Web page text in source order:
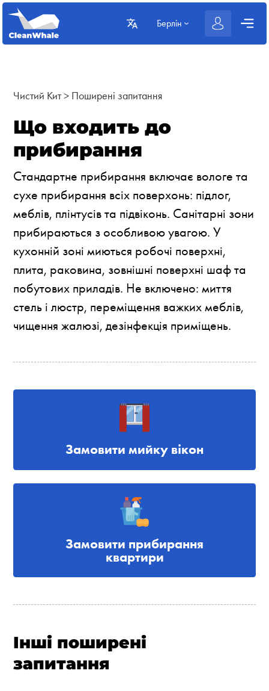
Берлін
Чистий Кит> Поширені запитання
Що входить до
прибирання
Стандартне прибирання включає вологе та
сухе прибирання всіх поверхонь: підлог,
меблів, плінтусів та підвіконь. Санітарні зони
прибираються з особливою увагою. У
кухонній зоні миються робочі поверхні,
плита, раковина, зовнішні поверхні шаф та
побутових приладів. Не включено: миття
стель і люстр, переміщення важких меблів,
чищення жалюзі, дезінфекція приміщень.
Замовити мийку вікон
Замовити прибирання
квартири
Інші поширені
запитання